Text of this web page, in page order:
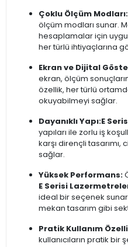
Çoklu Ölçüm Modları:
ölçüm modları sunar.
hesaplamalar için
her türlü ihtiyaçlarına
Ekran ve Dijital
ekran, ölçüm
özellik, her türlü
okuyabilmeyi sağlar.
Dayanıklı Yapı:E
yapıları ile zorlu iş
karşı dirençli tasarımı,
sağlar.
Yüksek Performans:
E Serisi
ideal bir seçenek
mekan tasarım gibi
Pratik Kullanım
kullanıcıların pratik bir